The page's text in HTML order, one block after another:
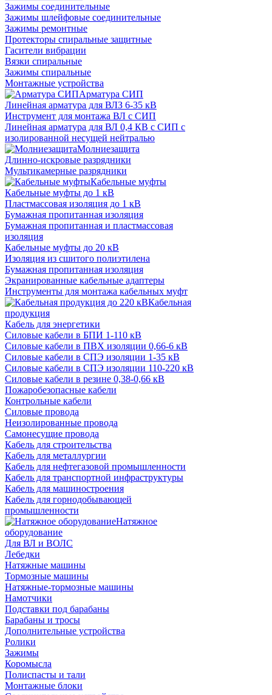
Зажимы соединительные
Зажимы шлейфовые соединительные
Зажимы ремонтные
Протекторы спиральные защитные
Гасители вибрации
Вязки спиральные
Зажимы спиральные
Монтажные устройства
Арматура СИП
Линейная арматура для ВЛЗ 6-35 кВ
Инструмент для монтажа ВЛ с СИП
Линейная арматура для ВЛ 0,4 КВ с СИП с
изолированной несущей нейтралью
Молниезащита
Длинно-искровые разрядники
Мультикамерные разрядники
Кабельные муфты
Кабельные муфты до 1 кВ
Пластмассовая изоляция до 1 кВ
Бумажная пропитанная изоляция
Бумажная пропитанная и пластмассовая
изоляция
Кабельные муфты до 20 кВ
Изоляция из сшитого полиэтилена
Бумажная пропитанная изоляция
Экранированные кабельные адаптеры
Инструменты для монтажа кабельных муфт
Кабельная
продукция
Кабель для энергетики
Cиловые кабели в БПИ 1-110 кВ
Силовые кабели в ПВХ изоляции 0,66-6 кВ
Силовые кабели в СПЭ изоляции 1-35 кВ
Силовые кабели в СПЭ изоляции 110-220 кВ
Силовые кабели в резине 0,38-0,66 кВ
Пожаробезопасные кабели
Контрольные кабели
Силовые провода
Неизолированные провода
Самонесущие провода
Кабель для строительства
Кабель для металлургии
Кабель для нефтегазовой промышленности
Кабель для транспортной инфраструктуры
Кабель для машиностроения
Кабель для горнодобывающей
промышленности
Натяжное
оборудование
Для ВЛ и ВОЛС
Лебедки
Натяжные машины
Тормозные машины
Натяжные-тормозные машины
Намотчики
Подставки под барабаны
Барабаны и тросы
Дополнительные устройства
Ролики
Зажимы
Коромысла
Полиспасты и тали
Монтажные блоки